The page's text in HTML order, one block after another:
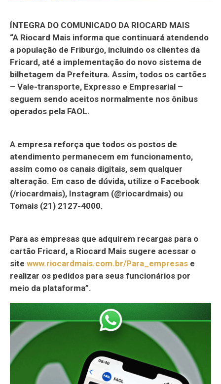
ÍNTEGRA DO COMUNICADO DA RIOCARD MAIS
“A Riocard Mais informa que continuará atendendo
a população de Friburgo, incluindo os clientes da
Fricard, até a implementação do novo sistema de
bilhetagem da Prefeitura. Assim, todos os cartões
– Vale-transporte, Expresso e Empresarial –
seguem sendo aceitos normalmente nos ônibus
operados pela FAOL.
A empresa reforça que todos os postos de
atendimento permanecem em funcionamento,
assim como os canais digitais, sem qualquer
alteração. Em caso de dúvida, utilize o Facebook
(/riocardmais), Instagram (@riocardmais) ou
Tomais (21) 2127-4000.
Para as empresas que adquirem recargas para o
cartão Fricard, a Riocard Mais sugere acessar o
site www.riocardmais.com.br/Para_empresas e
realizar os pedidos para seus funcionários por
meio da plataforma”.